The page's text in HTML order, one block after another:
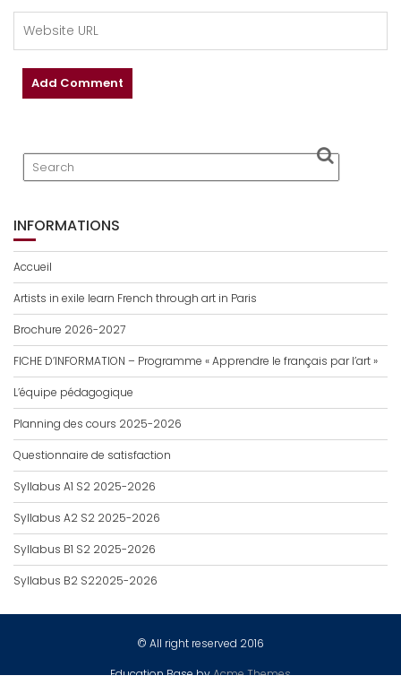
INFORMATIONS
Accueil
Artists in exile learn French through art in Paris
Brochure 2026-2027
FICHE D’INFORMATION – Programme « Apprendre le français par l’art »
L’équipe pédagogique
Planning des cours 2025-2026
Questionnaire de satisfaction
Syllabus A1 S2 2025-2026
Syllabus A2 S2 2025-2026
Syllabus B1 S2 2025-2026
Syllabus B2 S22025-2026
© All right reserved 2016
Education Base byAcme Themes